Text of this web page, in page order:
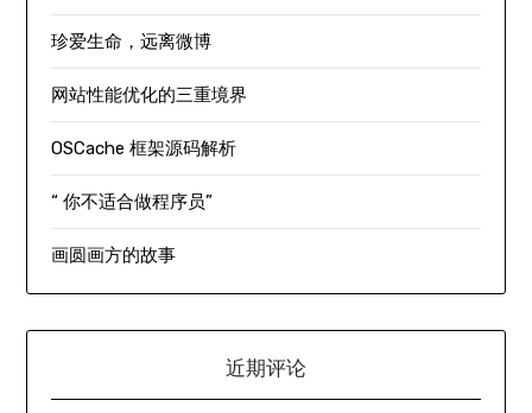
珍爱生命，远离微博
网站性能优化的三重境界
OSCache 框架源码解析
“ 你不适合做程序员”
画圆画方的故事
近期评论